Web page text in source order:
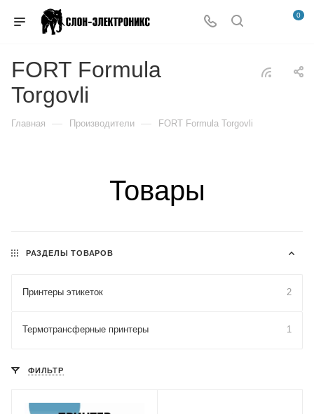
0
FORT Formula
Torgovli
Главная — Производители — FORT Formula Torgovli
Товары
РАЗДЕЛЫ ТОВАРОВ
Принтеры этикеток 2
Термотрансферные принтеры 1
ФИЛЬТР